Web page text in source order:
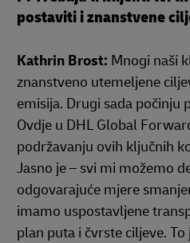
postaviti i znanstvene
Kathrin Brost: Mnogi naši
znanstveno utemeljene
emisija. Drugi sada počinju
Ovdje u DHL Global
podržavanju ovih ključnih
Jasno je – svi mi možemo
odgovarajuće mjere
imamo uspostavljene
plan puta i čvrste ciljeve.